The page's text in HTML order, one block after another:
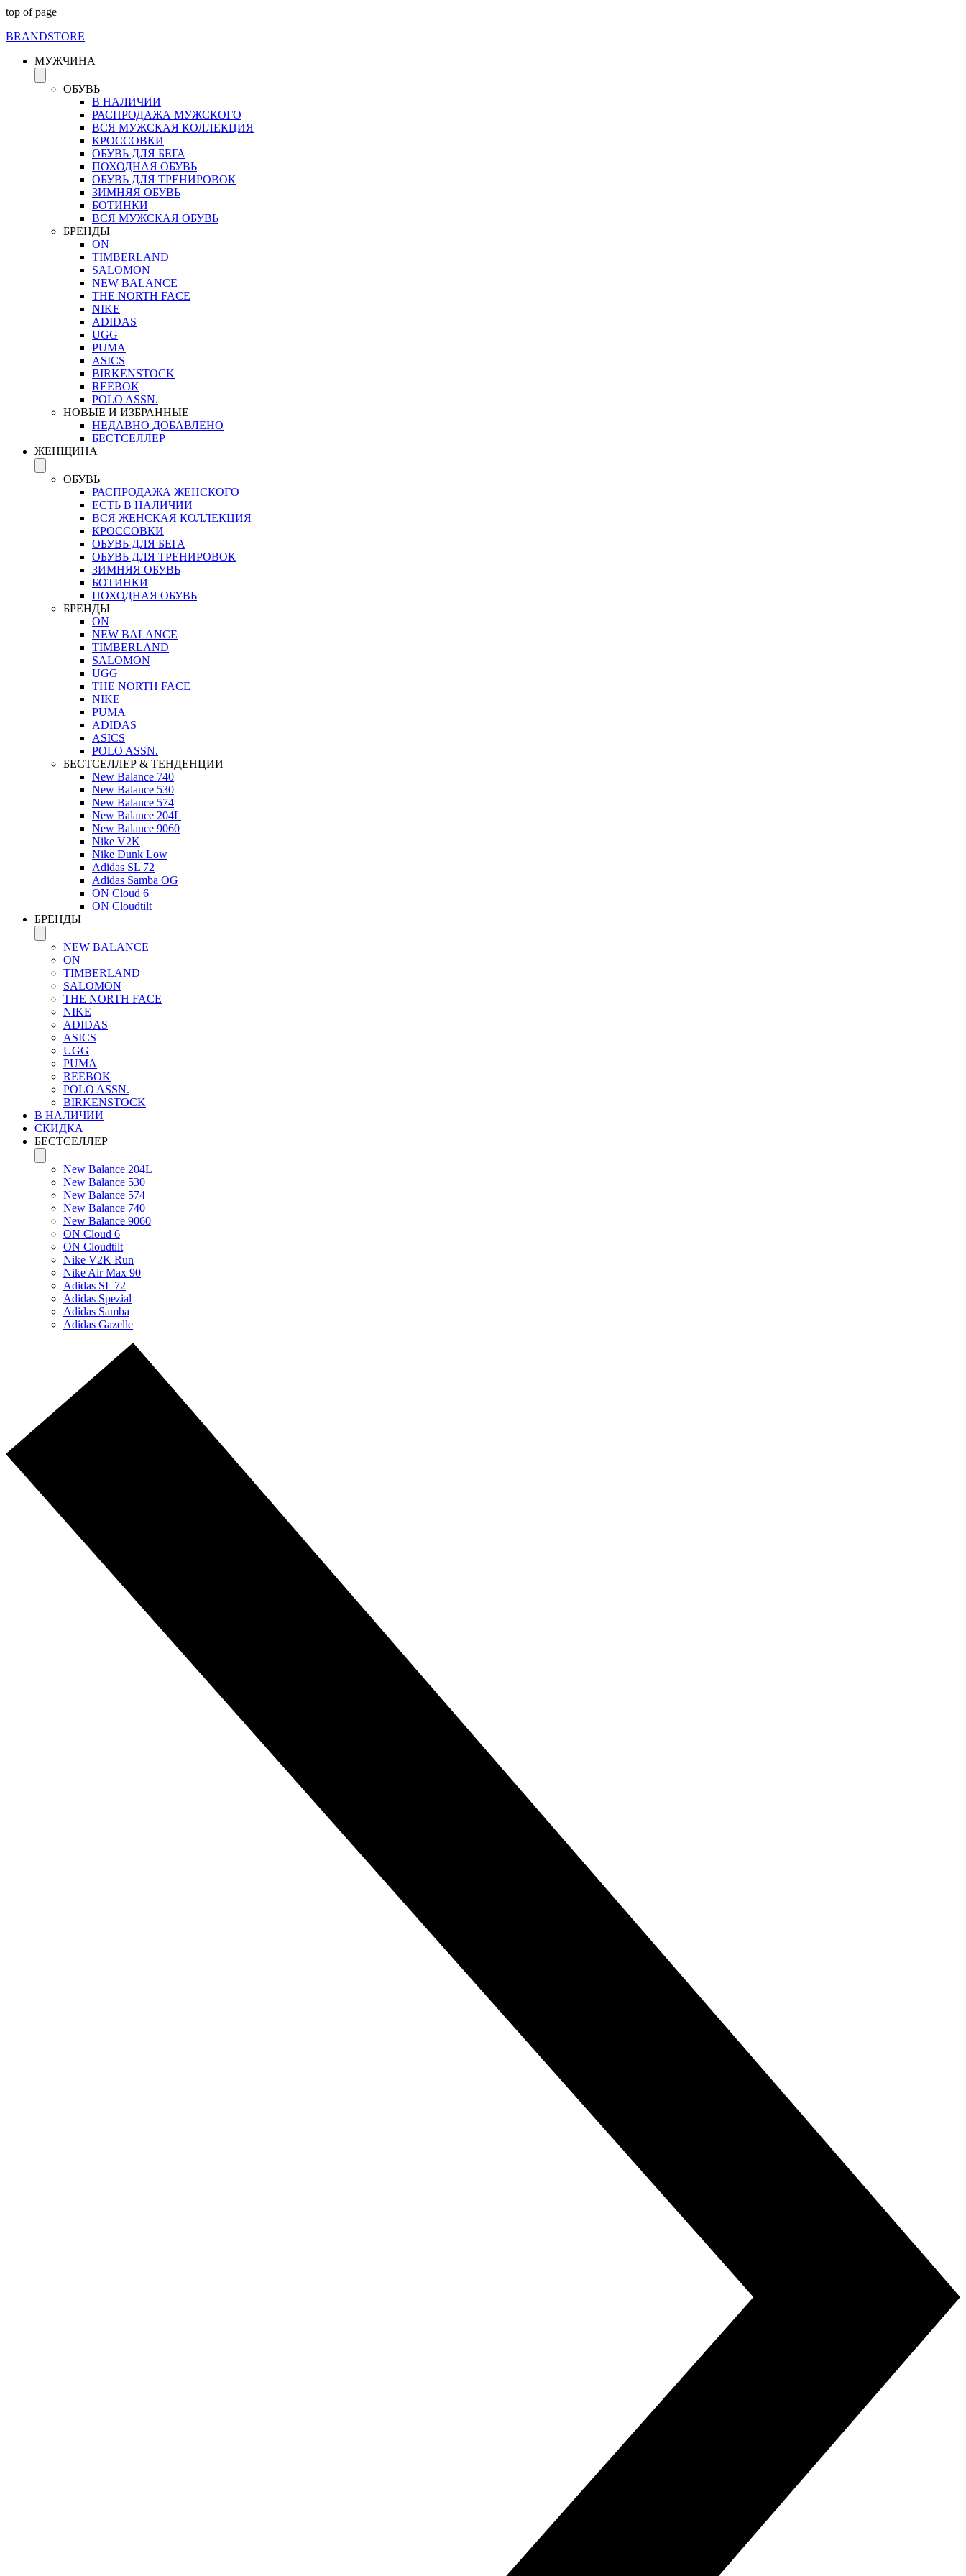
top of page
BRANDSTORE
МУЖЧИНА
ОБУВЬ
В НАЛИЧИИ
РАСПРОДАЖА МУЖСКОГО
ВСЯ МУЖСКАЯ КОЛЛЕКЦИЯ
КРОССОВКИ
ОБУВЬ ДЛЯ БЕГА
ПОХОДНАЯ ОБУВЬ
ОБУВЬ ДЛЯ ТРЕНИРОВОК
ЗИМНЯЯ ОБУВЬ
БОТИНКИ
ВСЯ МУЖСКАЯ ОБУВЬ
БРЕНДЫ
ON
TIMBERLAND
SALOMON
NEW BALANCE
THE NORTH FACE
NIKE
ADIDAS
UGG
PUMA
ASICS
BIRKENSTOCK
REEBOK
POLO ASSN.
НОВЫЕ И ИЗБРАННЫЕ
НЕДАВНО ДОБАВЛЕНО
БЕСТСЕЛЛЕР
ЖЕНЩИНА
ОБУВЬ
РАСПРОДАЖА ЖЕНСКОГО
ЕСТЬ В НАЛИЧИИ
ВСЯ ЖЕНСКАЯ КОЛЛЕКЦИЯ
КРОССОВКИ
ОБУВЬ ДЛЯ БЕГА
ОБУВЬ ДЛЯ ТРЕНИРОВОК
ЗИМНЯЯ ОБУВЬ
БОТИНКИ
ПОХОДНАЯ ОБУВЬ
БРЕНДЫ
ON
NEW BALANCE
TIMBERLAND
SALOMON
UGG
THE NORTH FACE
NIKE
PUMA
ADIDAS
ASICS
POLO ASSN.
БЕСТСЕЛЛЕР & ТЕНДЕНЦИИ
New Balance 740
New Balance 530
New Balance 574
New Balance 204L
New Balance 9060
Nike V2K
Nike Dunk Low
Adidas SL 72
Adidas Samba OG
ON Cloud 6
ON Cloudtilt
БРЕНДЫ
NEW BALANCE
ON
TIMBERLAND
SALOMON
THE NORTH FACE
NIKE
ADIDAS
ASICS
UGG
PUMA
REEBOK
POLO ASSN.
BIRKENSTOCK
В НАЛИЧИИ
СКИДКА
БЕСТСЕЛЛЕР
New Balance 204L
New Balance 530
New Balance 574
New Balance 740
New Balance 9060
ON Cloud 6
ON Cloudtilt
Nike V2K Run
Nike Air Max 90
Adidas SL 72
Adidas Spezial
Adidas Samba
Adidas Gazelle